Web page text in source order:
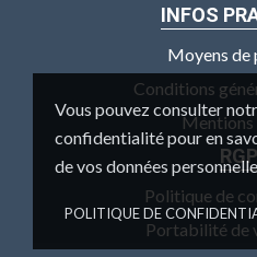
Vous pouvez consulter
confidentialité pour en
de vos données
POLITIQUE DE
INFOS
Moyens de
Conditions
Mentions
Politique de
Portabilité de